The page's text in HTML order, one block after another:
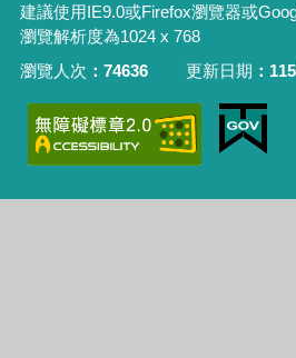
建議使用IE9.0或Firefox瀏覽器或
瀏覽解析度為1024 x 768
瀏覽人次
74636 更新日期